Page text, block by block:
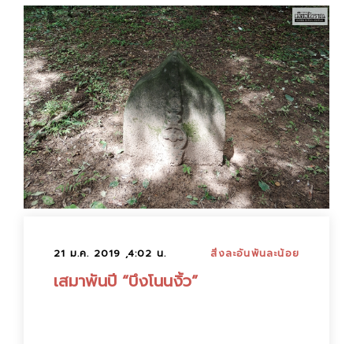
21 ม.ค. 2019 ,4:02 น. สิ่งละอันพันละน้อย
เสมาพันปี “บึงโนนงิ้ว”